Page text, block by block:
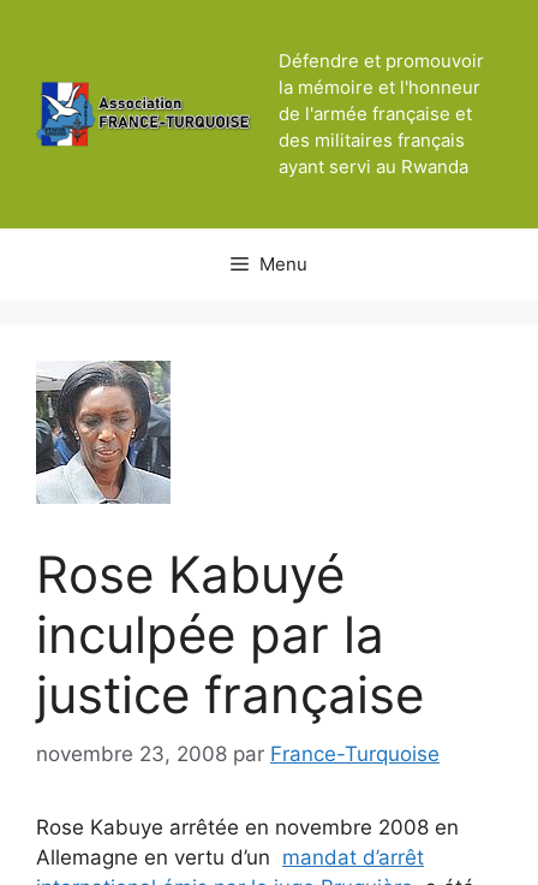
Défendre et promouvoir
la mémoire et l'honneur
de l'armée française et
des militaires français
ayant servi au Rwanda
Menu
Rose Kabuyé
inculpée par la
justice française
novembre 23, 2008 par France-Turquoise
Rose Kabuye arrêtée en novembre 2008 en
Allemagne en vertu d’un mandat d’arrêt